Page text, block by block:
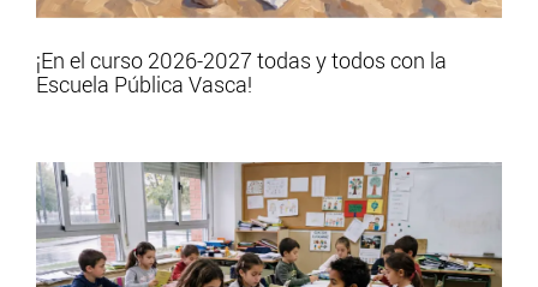
¡En el curso 2026-2027 todas y todos con la
Escuela Pública Vasca!